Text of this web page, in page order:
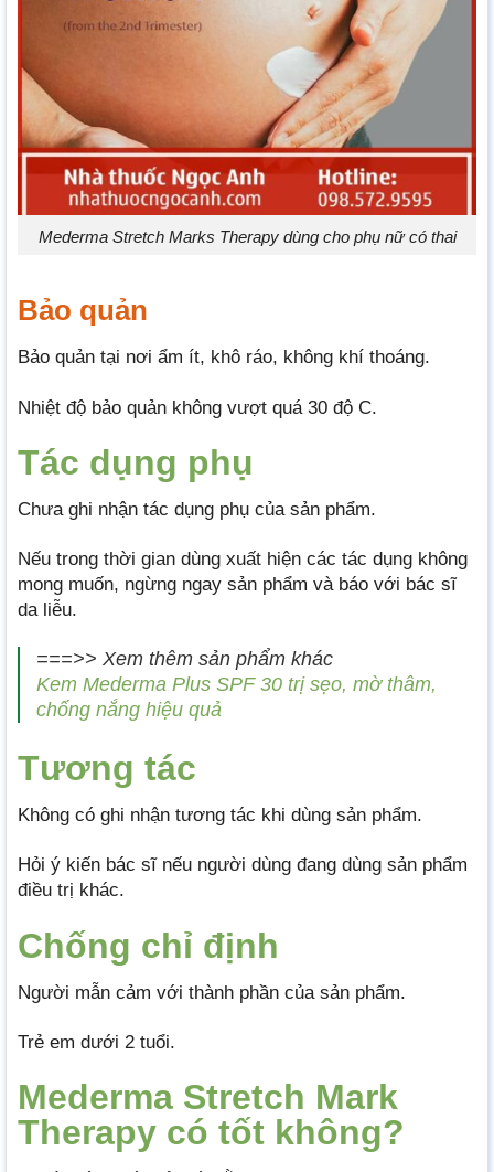
Mederma Stretch Marks Therapy dùng cho phụ nữ có thai
Bảo quản
Bảo quản tại nơi ẩm ít, khô ráo, không khí thoáng.
Nhiệt độ bảo quản không vượt quá 30 độ C.
Tác dụng phụ
Chưa ghi nhận tác dụng phụ của sản phẩm.
Nếu trong thời gian dùng xuất hiện các tác dụng không
mong muốn, ngừng ngay sản phẩm và báo với bác sĩ
da liễu.
===>> Xem thêm sản phẩm khác
Kem Mederma Plus SPF 30 trị sẹo, mờ thâm,
chống nắng hiệu quả
Tương tác
Không có ghi nhận tương tác khi dùng sản phẩm.
Hỏi ý kiến bác sĩ nếu người dùng đang dùng sản phẩm
điều trị khác.
Chống chỉ định
Người mẫn cảm với thành phần của sản phẩm.
Trẻ em dưới 2 tuổi.
Mederma Stretch Mark
Therapy có tốt không?